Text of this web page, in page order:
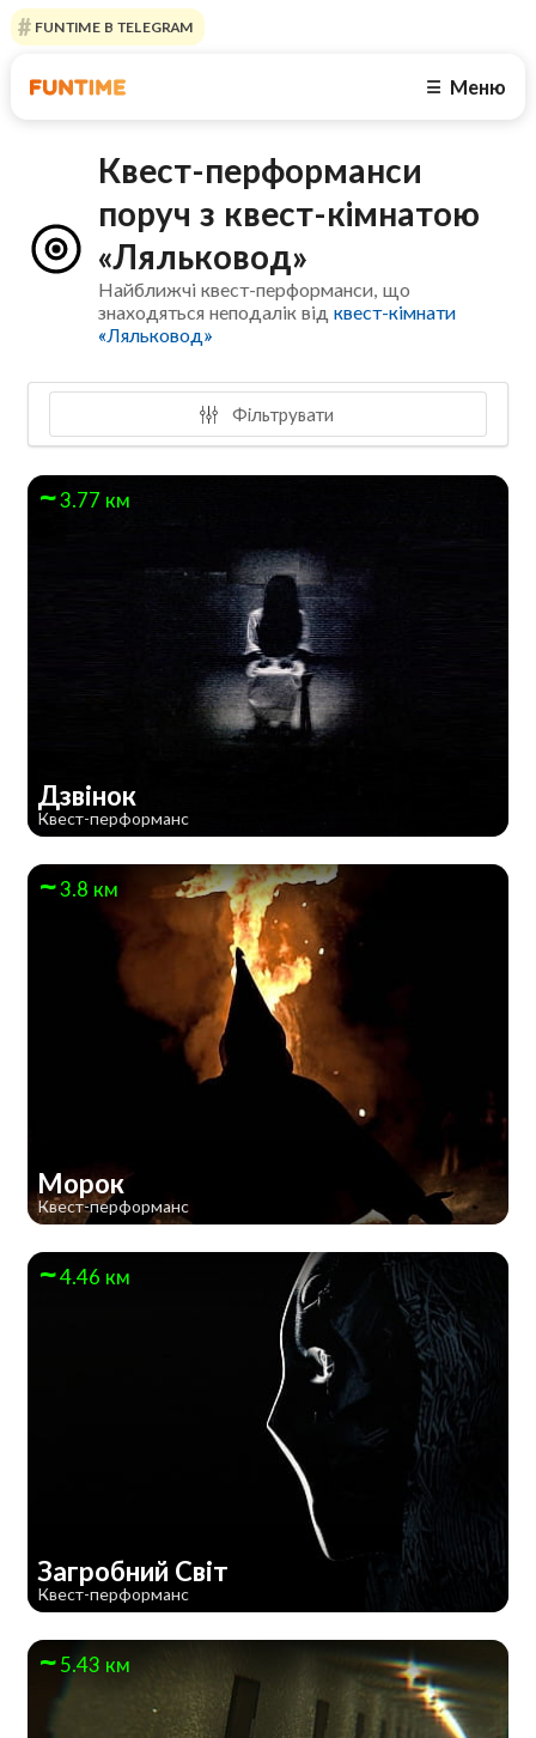
FUNTIME В TELEGRAM
☰ Меню
Квест-перформанси
поруч з квест-кімнатою
«Ляльковод»
Найближчі квест-перформанси, що
знаходяться неподалік відквест-кімнати
«Ляльковод»
Фільтрувати
3.77 км
Дзвінок
Квест-перформанс
3.8 км
Морок
Квест-перформанс
4.46 км
Загробний Світ
Квест-перформанс
5.43 км